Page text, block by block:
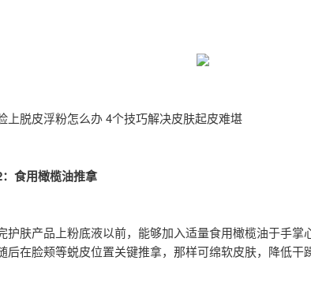
上脱皮浮粉怎么办 4个技巧解决皮肤起皮难堪
食用橄榄油推拿
护肤产品上粉底液以前，能够加入适量食用橄榄油于手掌
后在脸颊等蜕皮位置关键推拿，那样可绵软皮肤，降低干